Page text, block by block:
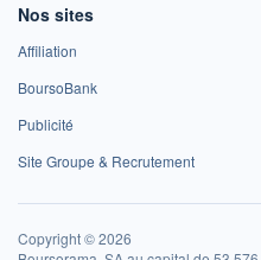
Nos sites
Affiliation
BoursoBank
Publicité
Site Groupe & Recrutement
Copyright © 2026